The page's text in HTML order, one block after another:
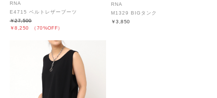
RNA
E4715 ベルトレザーブーツ
￥8,250 （70%OFF）
￥27,500
RNA
M1329 BIGタンク
￥3,850